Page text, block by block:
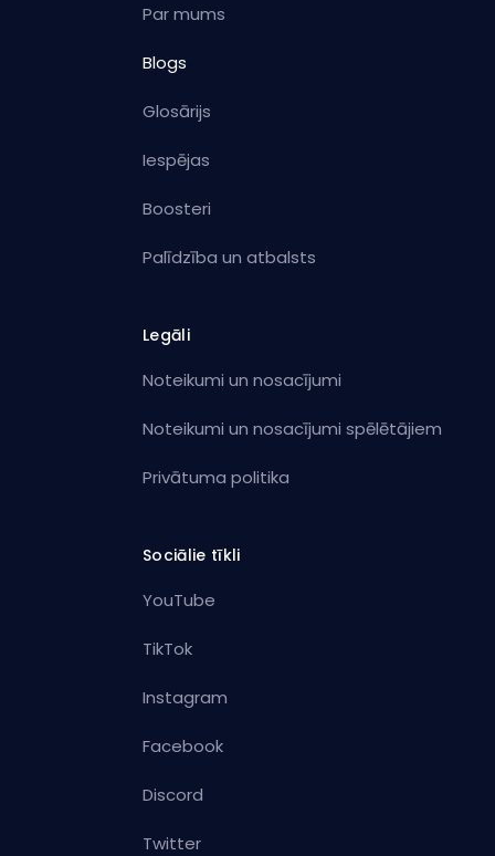
Par mums
Blogs
Glosārijs
Iespējas
Boosteri
Palīdzība un atbalsts
Legāli
Noteikumi un nosacījumi
Noteikumi un nosacījumi spēlētājiem
Privātuma politika
Sociālie tīkli
YouTube
TikTok
Instagram
Facebook
Discord
Twitter